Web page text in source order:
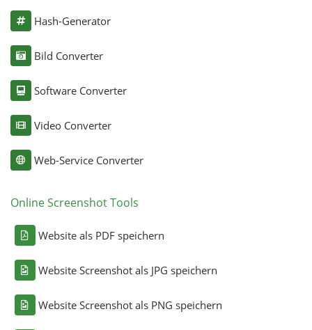
Hash-Generator
Bild Converter
Software Converter
Video Converter
Web-Service Converter
Online Screenshot Tools
Website als PDF speichern
Website Screenshot als JPG speichern
Website Screenshot als PNG speichern